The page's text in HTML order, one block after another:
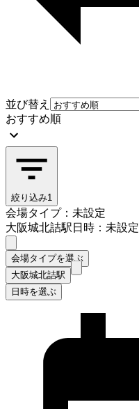
並び替え
おすすめ順
絞り込み1
会場タイプ：未設定
大阪城北詰駅日時：未設定
会場タイプを選ぶ
大阪城北詰駅
日時を選ぶ